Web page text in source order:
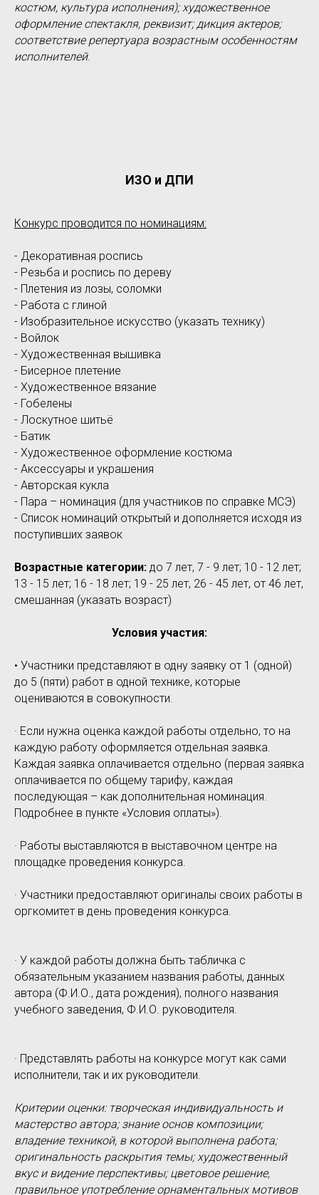
костюм, культура исполнения); художественное
оформление спектакля, реквизит; дикция актеров;
соответствие репертуара возрастным особенностям
исполнителей.
ИЗО и ДПИ
Конкурс проводится по номинациям:
- Декоративная роспись
- Резьба и роспись по дереву
- Плетения из лозы, соломки
- Работа с глиной
- Изобразительное искусство (указать технику)
- Войлок
- Художественная вышивка
- Бисерное плетение
- Художественное вязание
- Гобелены
- Лоскутное шитьё
- Батик
- Художественное оформление костюма
- Аксессуары и украшения
- Авторская кукла
- Пара – номинация (для участников по справке МСЭ)
- Список номинаций открытый и дополняется исходя из
поступивших заявок
Возрастные категории: до 7 лет, 7 - 9 лет; 10 - 12 лет;
13 - 15 лет; 16 - 18 лет; 19 - 25 лет, 26 - 45 лет, от 46 лет,
смешанная (указать возраст)
Условия участия:
• Участники представляют в одну заявку от 1 (одной)
до 5 (пяти) работ в одной технике, которые
оцениваются в совокупности.
· Если нужна оценка каждой работы отдельно, то на
каждую работу оформляется отдельная заявка.
Каждая заявка оплачивается отдельно (первая заявка
оплачивается по общему тарифу, каждая
последующая – как дополнительная номинация.
Подробнее в пункте «Условия оплаты»).
· Работы выставляются в выставочном центре на
площадке проведения конкурса.
· Участники предоставляют оригиналы своих работы в
оргкомитет в день проведения конкурса.
· У каждой работы должна быть табличка с
обязательным указанием названия работы, данных
автора (Ф.И.О., дата рождения), полного названия
учебного заведения, Ф.И.О. руководителя.
· Представлять работы на конкурсе могут как сами
исполнители, так и их руководители.
Критерии оценки: творческая индивидуальность и
мастерство автора; знание основ композиции;
владение техникой, в которой выполнена работа;
оригинальность раскрытия темы; художественный
вкус и видение перспективы; цветовое решение,
правильное употребление орнаментальных мотивов